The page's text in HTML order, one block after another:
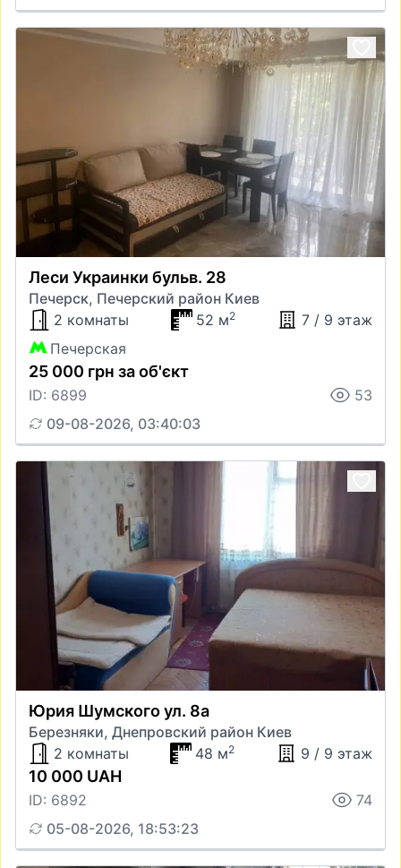
Леси Украинки бульв. 28
Печерск, Печерский район Киев
2 комнаты
52 м2
7 / 9 этаж
Печерская
25 000 грн за об'єкт
ID: 6899
53
09-08-2026, 03:40:03
Юрия Шумского ул. 8а
Березняки, Днепровский район Киев
2 комнаты
48 м2 9 / 9 этаж
10 000 UAH
ID: 6892
74
05-08-2026, 18:53:23